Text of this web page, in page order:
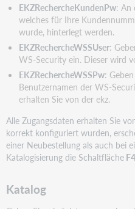
EKZRechercheKundenPw: An
welches für Ihre
wurde, hinterlegt werden.
EKZRechercheWSSUser:
WS-Security ein. Dieser wird
EKZRechercheWSSPw:
Benutzernamen der WS-
erhalten Sie von der ekz.
Alle Zugangsdaten erhalten Sie
korrekt konfiguriert wurden,
einer Neubestellung als auch bei
Katalogisierung die Schaltfläche
Katalog